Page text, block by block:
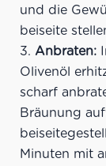
und die
beiseite
Anbraten:
Olivenöl
scharf
Bräunung
Minuten mit